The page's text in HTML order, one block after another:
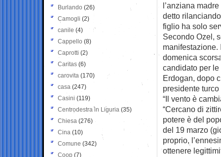
l’anziana
detto
figlio ha solo
Secondo Ozel,
manifestazione.
domenica
candidato per le
Erdogan, dopo
presidente
“Il vento è
“Cercano di
potere è del
del 19 marzo
proprio,
ottenere
Burlando (26)
Camogli (2)
canile (4)
Cappello (8)
Caprotti (2)
Caritas (6)
carovita (170)
casa (247)
Casini (119)
Centrodestra in Liguria (35)
Chiesa (276)
Cina (10)
Comune (342)
Coop (7)